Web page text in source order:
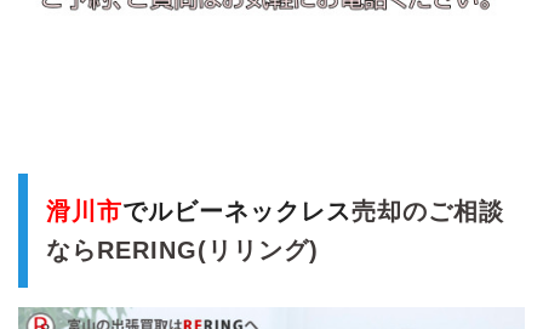
滑川市でルビーネックレス売却のご相談
ならRERING(リリング)